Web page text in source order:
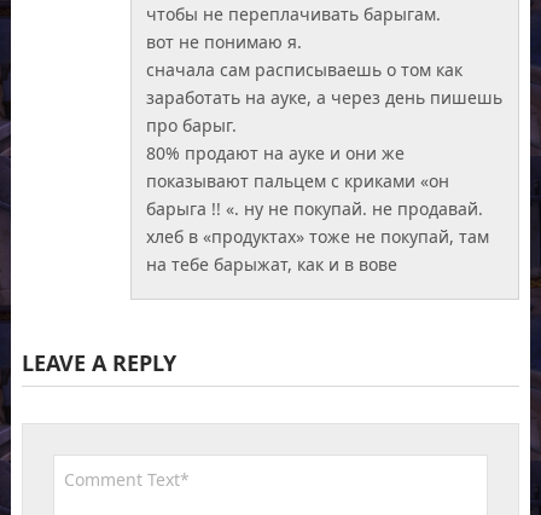
чтобы не переплачивать барыгам.
вот не понимаю я.
сначала сам расписываешь о том как
заработать на ауке, а через день пишешь
про барыг.
80% продают на ауке и они же
показывают пальцем с криками «он
барыга !! «. ну не покупай. не продавай.
хлеб в «продуктах» тоже не покупай, там
на тебе барыжат, как и в вове
LEAVE A REPLY